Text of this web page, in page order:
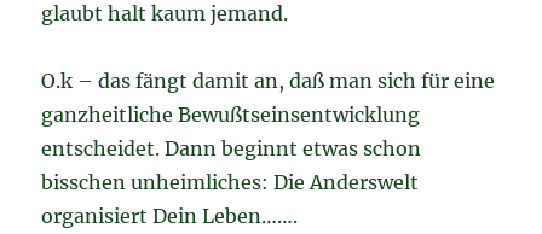
glaubt halt kaum jemand.
O.k – das fängt damit an, daß man sich für eine
ganzheitliche Bewußtseinsentwicklung
entscheidet. Dann beginnt etwas schon
bisschen unheimliches: Die Anderswelt
organisiert Dein Leben…….